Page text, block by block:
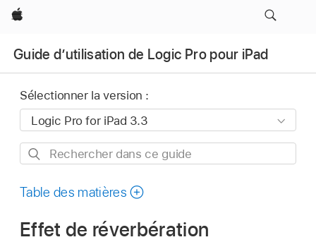
Apple
Guide d’utilisation de Logic Pro pour iPad
Sélectionner la version :
Rechercher
ce
Table des matières
Effet de réverbération